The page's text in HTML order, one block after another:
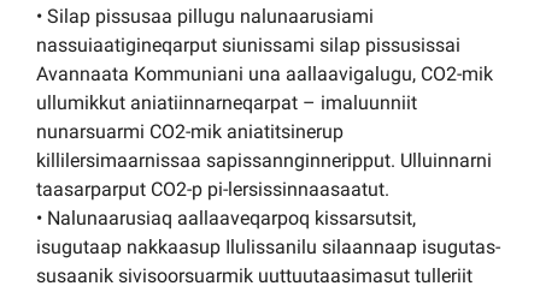
• Silap pissusaa pillugu nalunaarusiami
nassuiaatigineqarput siunissami silap pissusissai
Avannaata Kommuniani una aallaavigalugu, CO2-mik
ullumikkut aniatiinnarneqarpat – imaluunniit
nunarsuarmi CO2-mik aniatitsinerup
killilersimaarnissaa sapissannginneripput. Ulluinnarni
taasarparput CO2-p pi-lersissinnaasaatut.
• Nalunaarusiaq aallaaveqarpoq kissarsutsit,
isugutaap nakkaasup Ilulissanilu silaannaap isugutas-
susaanik sivisoorsuarmik uuttuutaasimasut tulleriit